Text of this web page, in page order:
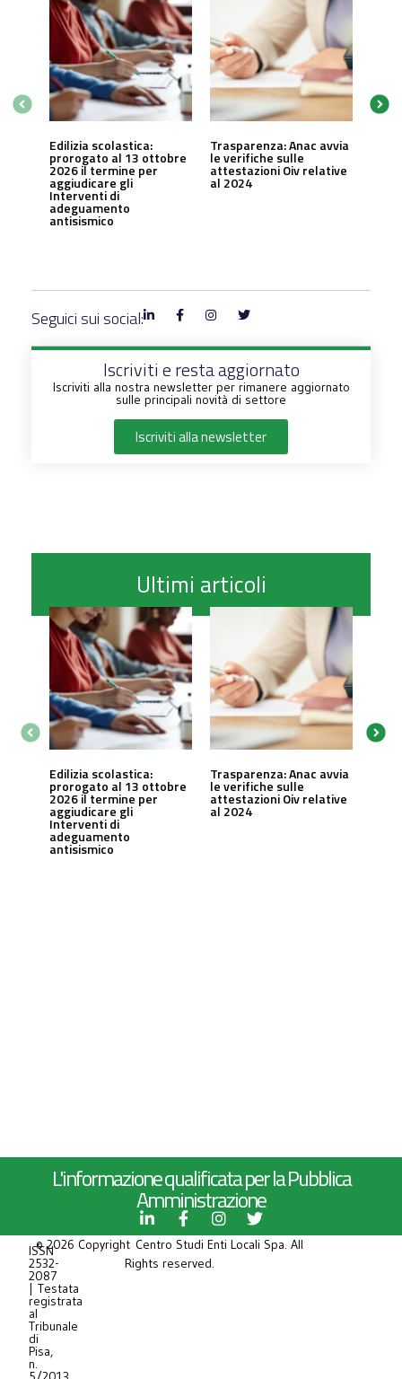
Edilizia scolastica:
prorogato al 13 ottobre
2026 il termine per
aggiudicare gli
Interventi di
adeguamento
antisismico
Trasparenza: Anac avvia
le verifiche sulle
attestazioni Oiv relative
al 2024
Seguici sui social:
Iscriviti e resta aggiornato
Iscriviti alla nostra newsletter per rimanere aggiornato
sulle principali novità di settore
Iscriviti alla newsletter
Ultimi articoli
Edilizia scolastica:
prorogato al 13 ottobre
2026 il termine per
aggiudicare gli
Interventi di
adeguamento
antisismico
Trasparenza: Anac avvia
le verifiche sulle
attestazioni Oiv relative
al 2024
L'informazione qualificata per la Pubblica
Amministrazione
ISSN
2532-
2087
| Testata
registrata
al
Tribunale
di
Pisa,
n.
© 2026 Copyright Centro Studi Enti Locali Spa. All
Rights reserved.